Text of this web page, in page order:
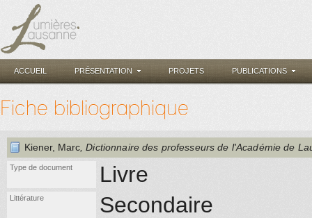
ACCUEIL PRÉSENTATION PROJETS PUBLICATIONS
Fiche bibliographique
Kiener, Marc , Dictionnaire des professeurs de l'Académie de
Type de document Livre
Littérature Secondaire